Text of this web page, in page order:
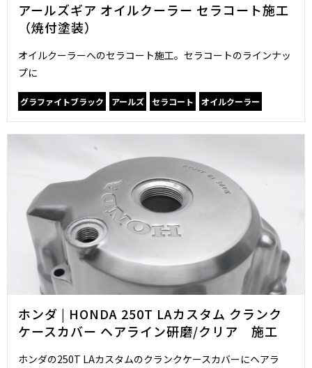
アールズギア オイルクーラー セラコート施工
（焼付塗装）
オイルクーラーへのセラコート施工。セラコートのラインナッ
プに
グラファイトブラック アールズ セラコート オイルクーラー
ホンダ | HONDA 250T LAカスタム クランク
ケースカバー ヘアライン研磨/クリア 施工
ホンダの250T LAカスタムのクランクケースカバーにヘアラ